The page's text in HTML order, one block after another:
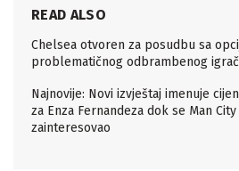
READ ALSO
Chelsea otvoren za posudbu sa
problematičnog odbrambenog
Najnovije: Novi izvještaj imenuje
za Enza Fernandeza dok se Man
zainteresovao